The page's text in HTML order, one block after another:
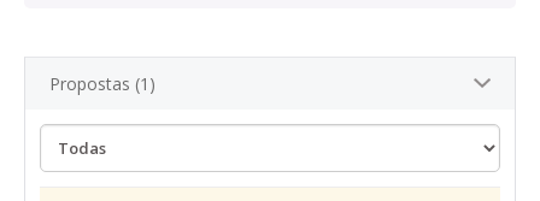
Propostas (1)